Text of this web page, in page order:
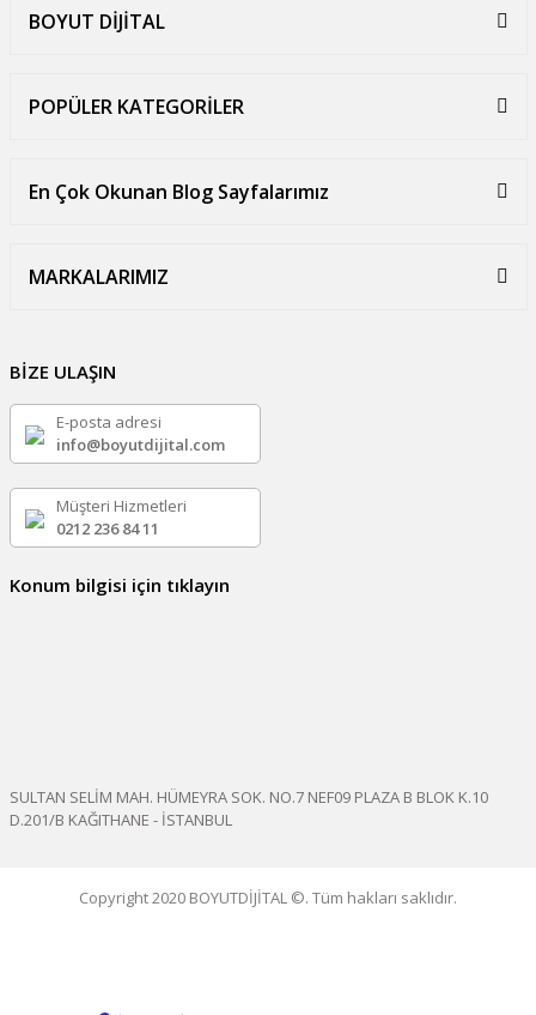
BOYUT DİJİTAL
POPÜLER KATEGORİLER
En Çok Okunan Blog Sayfalarımız
MARKALARIMIZ
BİZE ULAŞIN
E-posta adresi
info@boyutdijital.com
Müşteri Hizmetleri
0212 236 84 11
Konum bilgisi için tıklayın
SULTAN SELİM MAH. HÜMEYRA SOK. NO.7 NEF09 PLAZA B BLOK K.10
D.201/B KAĞITHANE - İSTANBUL
Copyright 2020 BOYUTDİJİTAL ©. Tüm hakları saklıdır.